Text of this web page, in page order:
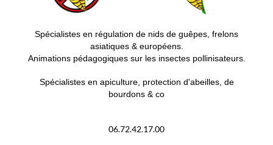
Spécialistes en régulation de nids de guêpes, frelons
asiatiques & européens.
Animations pédagogiques sur les insectes pollinisateurs.
Spécialistes en apiculture, protection d'abeilles, de
bourdons & co
06.72.42.17.00